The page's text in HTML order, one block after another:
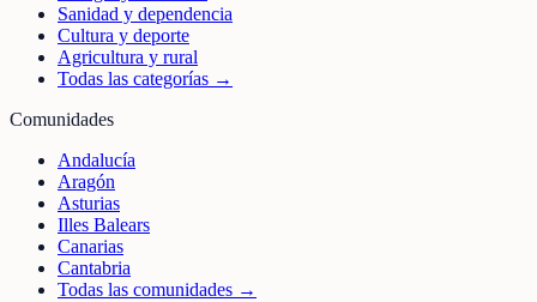
Sanidad y dependencia
Cultura y deporte
Agricultura y rural
Todas las categorías →
Comunidades
Andalucía
Aragón
Asturias
Illes Balears
Canarias
Cantabria
Todas las comunidades →